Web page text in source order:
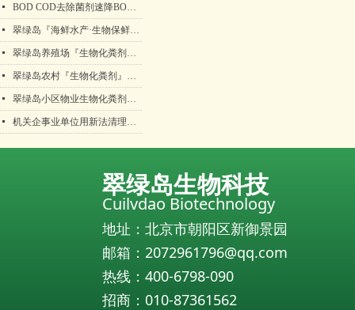
넷 BOD COD去除菌剂速降BOD COD污水处理垃圾渗滤液化工废水生物菌剂
넷 翠绿岛『海鲜水产·生物保鲜活剂』★日本产生物保鲜活剂
넷 翠绿岛养殖场『生物化粪剂』★ 日本产粪便分解降化解处理产品
넷 翠绿岛农村『生物化粪剂』日本产粪便分解降化解处理产品化粪池清理化粪池清掏化粪池清理方案生物有益菌翠绿岛
넷 翠绿岛小区物业生物化粪剂日本粪便分解降化解处理产品化粪池清理化粪池清掏化粪池清理方案生物有益菌翠绿岛
넷 机关企事业单位用新法清理化粪池，解放双手
翠绿岛生物科技
Cuilvdao Biotechnology
地址：北京市朝阳区新御景园
邮箱：2072961796@qq.com
热线：400-6798-090
招商：010-87361562